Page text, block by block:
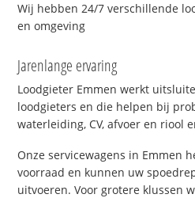
Wij hebben 24/7 verschillende
en omgeving
Jarenlange ervaring
Loodgieter Emmen werkt
loodgieters en die helpen bij
waterleiding, CV, afvoer en riool
Onze servicewagens in Emmen
voorraad en kunnen uw
uitvoeren. Voor grotere klussen